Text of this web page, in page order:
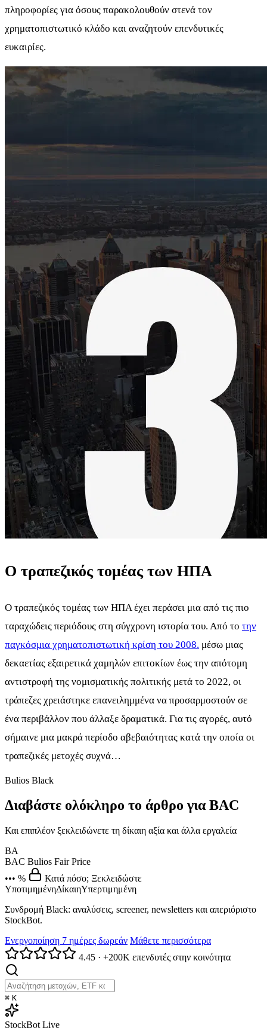
πληροφορίες για όσους παρακολουθούν στενά τον
χρηματοπιστωτικό κλάδο και αναζητούν επενδυτικές
ευκαιρίες.
Ο τραπεζικός τομέας των ΗΠΑ
Ο τραπεζικός τομέας των ΗΠΑ έχει περάσει μια από τις πιο
ταραχώδεις περιόδους στη σύγχρονη ιστορία του. Από το την
παγκόσμια χρηματοπιστωτική κρίση του 2008. μέσω μιας
δεκαετίας εξαιρετικά χαμηλών επιτοκίων έως την απότομη
αντιστροφή της νομισματικής πολιτικής μετά το 2022, οι
τράπεζες χρειάστηκε επανειλημμένα να προσαρμοστούν σε
ένα περιβάλλον που άλλαξε δραματικά. Για τις αγορές, αυτό
σήμαινε μια μακρά περίοδο αβεβαιότητας κατά την οποία οι
τραπεζικές μετοχές συχνά…
Bulios Black
Διαβάστε ολόκληρο το άρθρο για BAC
Και επιπλέον ξεκλειδώνετε τη δίκαιη αξία και άλλα εργαλεία
BA
BAC Bulios Fair Price
••• %
Κατά πόσο; Ξεκλειδώστε
ΥποτιμημένηΔίκαιηΥπερτιμημένη
Συνδρομή Black: αναλύσεις, screener, newsletters και απεριόριστο
StockBot.
Ενεργοποίηση 7 ημέρες δωρεάν Μάθετε περισσότερα
4.45 · +200K επενδυτές στην κοινότητα
⌘ K
StockBot Live